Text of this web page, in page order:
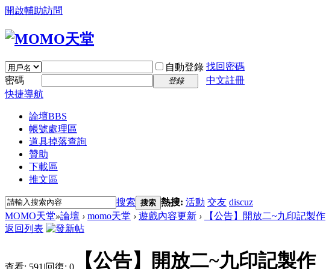
開啟輔助訪問
自動登錄 找回密碼
密碼
登錄
中文註冊
快捷導航
論壇BBS
帳號處理區
道具掉落查詢
贊助
下載區
推文區
搜索 搜索 熱搜: 活動 交友 discuz
MOMO天堂»論壇 › momo天堂 › 遊戲內容更新 ›
【公告】開放二~九印記製作
返回列表
查看: 591 |回復: 0 【公告】開放二~九印記製作